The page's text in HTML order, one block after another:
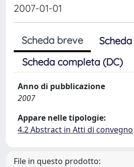
2007-01-01
Scheda breve
Scheda completa (DC)
Anno di pubblicazione
2007
Appare nelle tipologie:
4.2 Abstract in Atti di convegno
File in questo prodotto: